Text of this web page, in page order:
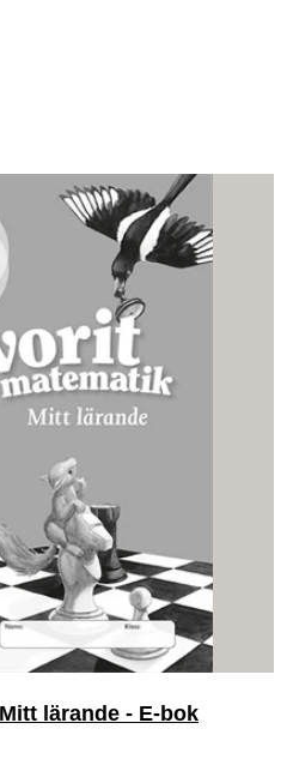
lärande - E-bok